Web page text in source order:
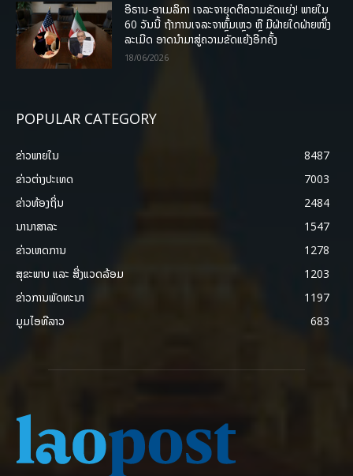
ອີຣານ-ອາເມລິກາ ເຈລະຈາຍຸດຕິຄວາມຂັດແຍ່ງ! ພາຍໃນ
60 ວັນນີ້ ຖ້າການເຈລະຈາຫຼົ້ມເຫຼວ ຫຼື ມີຝ່າຍໃດຝ່າຍໜຶ່ງ
ລະເມີດ ອາດນໍາມາສູ່ຄວາມຂັດແຍ້ງອີກຄັ້ງ
18/06/2026
POPULAR CATEGORY
ຂ່າວພາຍ​ໃນ
8487
ຂ່າວຕ່າງປະເທດ
7003
ຂ່າວທ້ອງຖິ່ນ
2484
ນານາສາລະ
1547
ຂ່າວເຫດການ
1278
ສຸຂະພາບ ແລະ ສີ່ງແວດລ້ອມ
1203
ຂ່າວການພັດທະນາ
1197
ມູມໄອທີລາວ
683